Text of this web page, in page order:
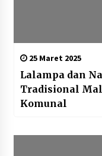
25 Maret 2025
Lalampa dan
Tradisional
Komunal